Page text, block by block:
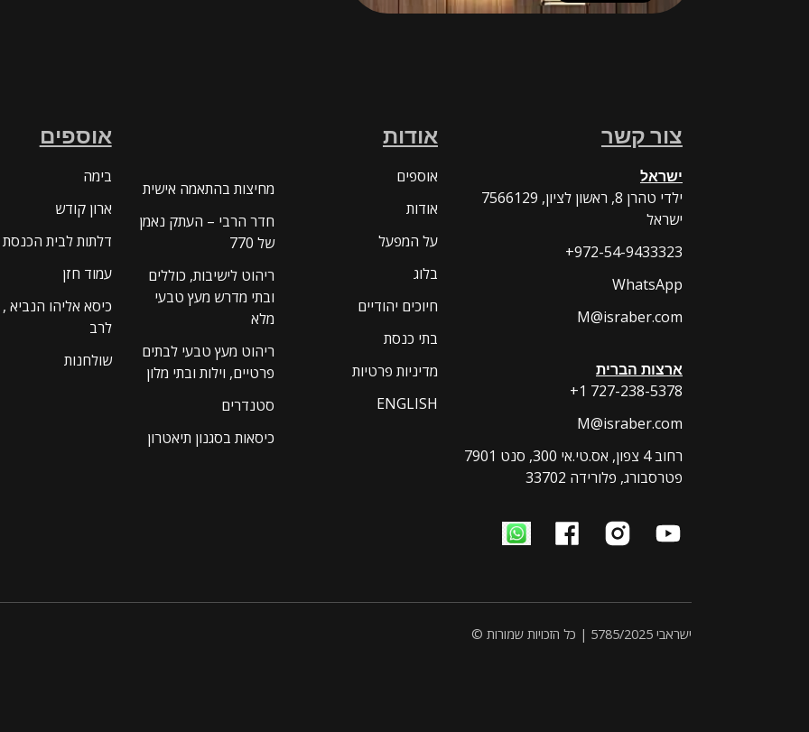
אוספים
בימה
ארון קודש
דלתות לבית הכנסת
עמוד חזן
כיסא אליהו הנביא
לרב
שולחנות
מחיצות בהתאמה אישית
חדר הרבי – העתק נאמן
של 770
ריהוט לישיבות, כוללים
ובתי מדרש מעץ טבעי
מלא
ריהוט מעץ טבעי לבתים
פרטיים, וילות ובתי מלון
סטנדרים
כיסאות בסגנון תיאטרון
אודות
אוספים
אודות
על המפעל
בלוג
חיוכים יהודיים
בתי כנסת
מדיניות פרטיות
ENGLISH
צור קשר
ישראל
7566129 ילדי טהרן 8, ראשון לציון,
ישראל
+972-54-9433323
WhatsApp
M@israber.com
ארצות הברית
+1 727-238-5378
M@israber.com
7901 רחוב 4 צפון, אס.טי.אי 300, סנט
פטרסבורג, פלורידה 33702
ישראבי 5785/2025 | כל הזכויות שמורות ©